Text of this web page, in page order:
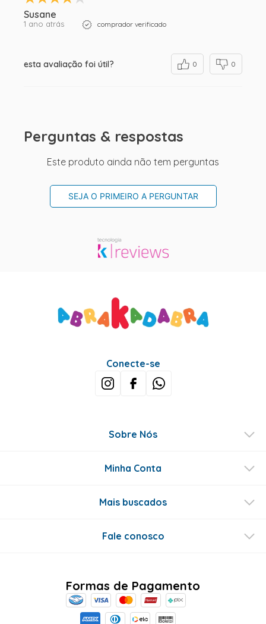
Susane
1 ano atrás comprador verificado
esta avaliação foi útil? 0 0
Perguntas & respostas
Este produto ainda não tem perguntas
SEJA O PRIMEIRO A PERGUNTAR
Conecte-se
Sobre Nós
Minha Conta
Mais buscados
Fale conosco
Formas de Pagamento